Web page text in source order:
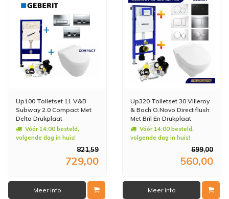
Up100 Toiletset 11 V&B
Subway 2.0 Compact Met
Delta Drukplaat
Vóór 14:00 besteld,
volgende dag in huis!
821,59
729,00
Meer info
Up320 Toiletset 30 Villeroy
& Boch O.Novo Direct flush
Met Bril En Drukplaat
Vóór 14:00 besteld,
volgende dag in huis!
699,00
560,00
Meer info